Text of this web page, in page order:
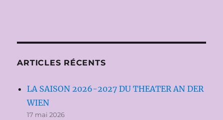
ARTICLES RÉCENTS
LA SAISON 2026-2027 DU THEATER AN DER
WIEN
17 mai 2026